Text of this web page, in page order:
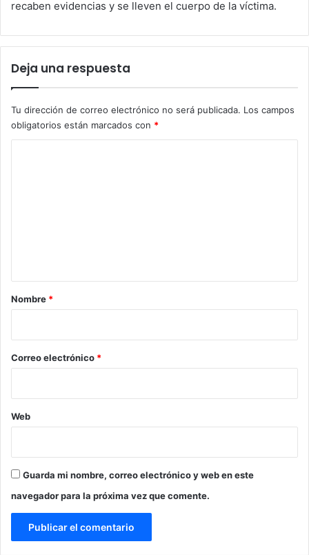
recaben evidencias y se lleven el cuerpo de la víctima.
Deja una respuesta
Tu dirección de correo electrónico no será publicada. Los campos
obligatorios están marcados con *
r
*
Nombre *
Correo electrónico *
Web
Guarda mi nombre, correo electrónico y web en este
navegador para la próxima vez que comente.